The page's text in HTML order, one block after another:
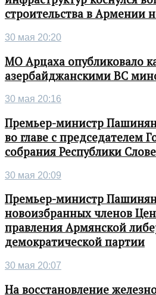
строительства в Армении
30 мая 20:20
МО Арцаха опубликовало
азербайджанскими ВС
30 мая 20:16
Премьер-министр
во главе с председателем
собрания Республики
30 мая 20:09
Премьер-министр
новоизбранных членов
правления Армянской
демократической партии
30 мая 20:07
На восстановление